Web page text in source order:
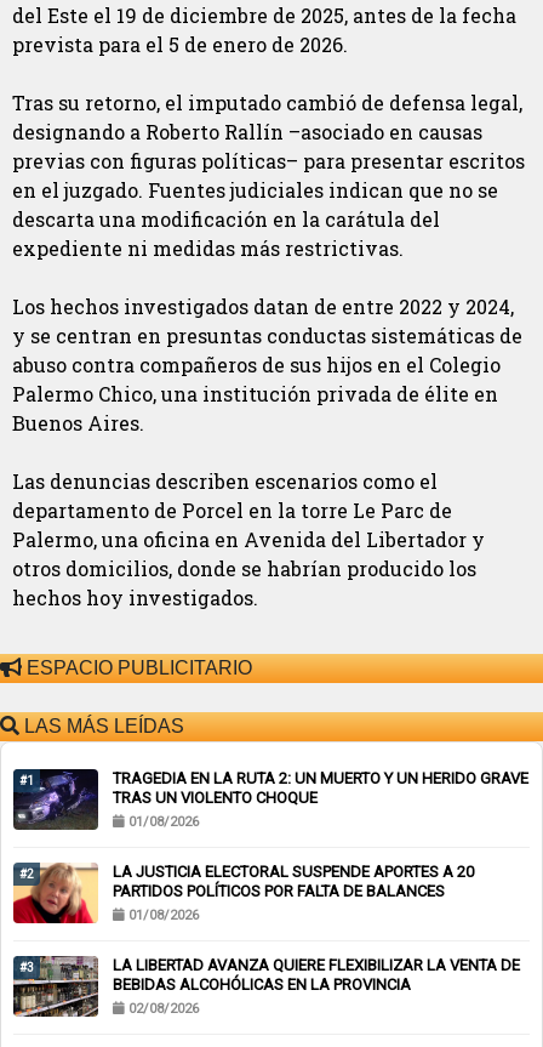
del Este el 19 de diciembre de 2025, antes de la fecha
prevista para el 5 de enero de 2026.
Tras su retorno, el imputado cambió de defensa legal,
designando a Roberto Rallín –asociado en causas
previas con figuras políticas– para presentar escritos
en el juzgado. Fuentes judiciales indican que no se
descarta una modificación en la carátula del
expediente ni medidas más restrictivas.
Los hechos investigados datan de entre 2022 y 2024,
y se centran en presuntas conductas sistemáticas de
abuso contra compañeros de sus hijos en el Colegio
Palermo Chico, una institución privada de élite en
Buenos Aires.
Las denuncias describen escenarios como el
departamento de Porcel en la torre Le Parc de
Palermo, una oficina en Avenida del Libertador y
otros domicilios, donde se habrían producido los
hechos hoy investigados.
ESPACIO PUBLICITARIO
LAS MÁS LEÍDAS
#1
TRAGEDIA EN LA RUTA 2: UN MUERTO Y UN HERIDO GRAVE
TRAS UN VIOLENTO CHOQUE
01/08/2026
#2
LA JUSTICIA ELECTORAL SUSPENDE APORTES A 20
PARTIDOS POLÍTICOS POR FALTA DE BALANCES
01/08/2026
#3
LA LIBERTAD AVANZA QUIERE FLEXIBILIZAR LA VENTA DE
BEBIDAS ALCOHÓLICAS EN LA PROVINCIA
02/08/2026